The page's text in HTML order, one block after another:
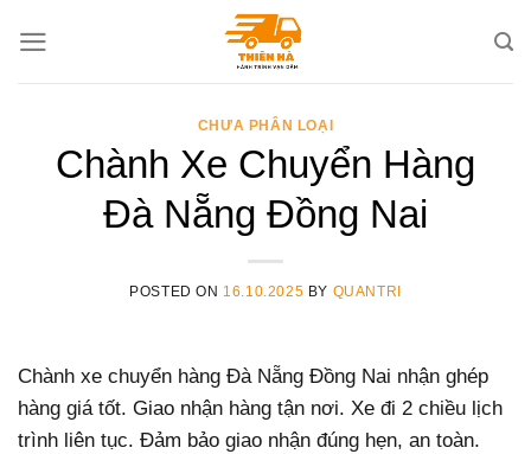
CHƯA PHÂN LOẠI
Chành Xe Chuyển Hàng
Đà Nẵng Đồng Nai
POSTED ON 16.10.2025 BY QUANTRI
Chành xe chuyển hàng Đà Nẵng Đồng Nai nhận ghép
hàng giá tốt. Giao nhận hàng tận nơi. Xe đi 2 chiều lịch
trình liên tục. Đảm bảo giao nhận đúng hẹn, an toàn.